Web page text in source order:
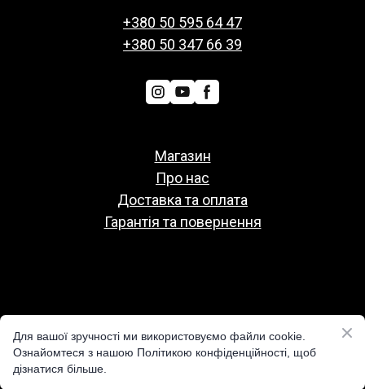
+380 50 595 64 47
+380 50 347 66 39
Магазин
Про нас
Доставка та оплата
Гарантія та повернення
Политіка конфіденційності
Публічна оферта
Для вашої зручності ми використовуємо файли cookie.
Ознайомтеся з нашою Політикою конфіденційності, щоб
дізнатися більше.